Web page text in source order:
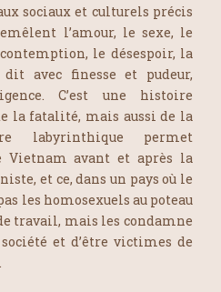
sociaux et culturels précis
l’amour, le sexe, le
le désespoir, la
avec finesse et pudeur,
C’est une histoire
la fatalité, mais aussi de la
labyrinthique permet
Vietnam avant et après la
et ce, dans un pays où le
les homosexuels au poteau
travail, mais les condamne
et d’être victimes de